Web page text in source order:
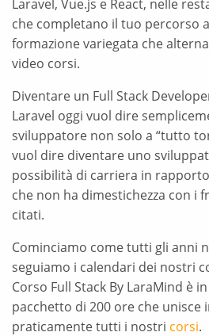
Laravel, Vue.js e React, nelle
che completano il tuo percorso
formazione variegata che
video corsi.
Diventare un Full Stack
Laravel oggi vuol dire
sviluppatore non solo a “tutto
vuol dire diventare uno
possibilità di carriera in
che non ha dimestichezza con i
citati.
Cominciamo come tutti gli anni
seguiamo i calendari dei nostri
Corso Full Stack By LaraMind è
pacchetto di 200 ore che unisce
praticamente tutti i nostri corsi.